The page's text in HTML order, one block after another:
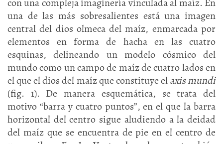
con una compleja imaginería vinculada al maíz. En
una de las más sobresalientes está una imagen
central del dios olmeca del maíz, enmarcada por
elementos en forma de hacha en las cuatro
esquinas, delineando un modelo cósmico del
mundo como un campo de maíz de cuatro lados en
el que el dios del maíz que constituye elaxis mundi
(fig. 1). De manera esquemática, se trata del
motivo “barra y cuatro puntos”, en el que la barra
horizontal del centro sigue aludiendo a la deidad
del maíz que se encuentra de pie en el centro de